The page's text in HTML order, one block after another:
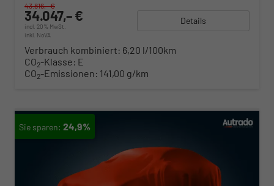
34.047,– €
incl. 20% MwSt.
inkl. NoVA
43.816,– €
Details
Verbrauch kombiniert: 6,20 l/100km
CO2-Klasse: E
CO2-Emissionen: 141,00 g/km
24,9%